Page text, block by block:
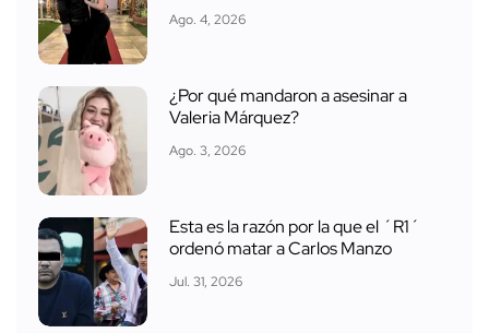
Ago. 4, 2026
¿Por qué mandaron a asesinar a
Valeria Márquez?
Ago. 3, 2026
Esta es la razón por la que el ´R1´
ordenó matar a Carlos Manzo
Jul. 31, 2026